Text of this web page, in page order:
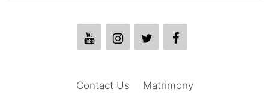
Matrimony
Contact Us